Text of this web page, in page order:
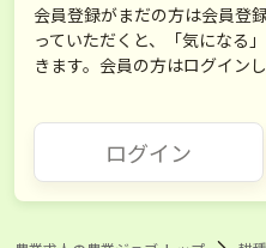
会員登録がまだの方は会員登
っていただくと、「気になる
きます。会員の方はログイン
ログイン